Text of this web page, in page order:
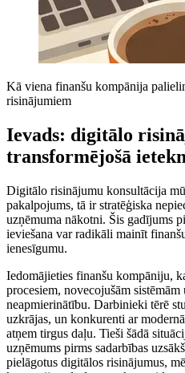
Kā viena finanšu kompānija
risinājumiem
Ievads: digitālo
transformējošā
Digitālo risinājumu konsultācija
pakalpojums, tā ir stratēģiska
uzņēmuma nākotni. Šis gadījums
ieviešana var radikāli mainīt
ienesīgumu.
Iedomājieties finanšu kompāniju,
procesiem, novecojušām
neapmierinātību. Darbinieki tērē
uzkrājas, un konkurenti ar
atņem tirgus daļu. Tieši šādā
uzņēmums pirms sadarbības
pielāgotus digitālos risinājumus,